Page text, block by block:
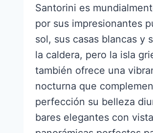
Santorini es
por sus impresionantes
sol, sus casas blancas y
la caldera, pero la isla
también ofrece una
nocturna que
perfección su belleza
bares elegantes con